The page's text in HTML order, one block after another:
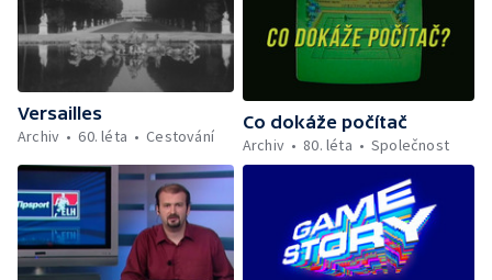
Versailles
Archiv
60. léta Cestování
Co dokáže počítač
Archiv
80. léta Společnost